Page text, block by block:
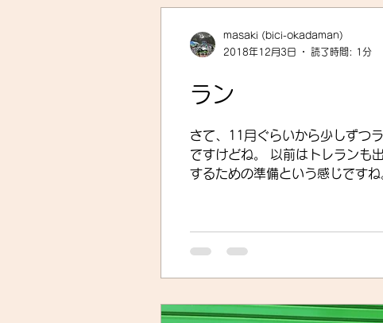
ラン
さて、11月ぐらいから少しずつランニングも復帰しています
ですけどね。 以前はトレランも出ていました
するための準備という感じですね
masaki (bici-okadaman)
2018年12月3日
読了時間: 1分